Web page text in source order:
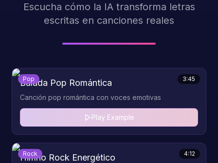
Escucha cómo la IA transforma letras
escritas en canciones reales
Pop 3:45
Balada Pop Romántica
Canción pop romántica con voces emotivas
Play Example
Rock 4:12
Himno Rock Energético